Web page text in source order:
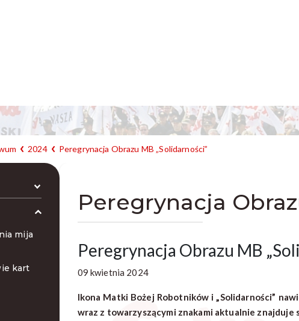
2024 Peregrynacja Obrazu MB „Solidarności”
mija
kart
Peregrynacja
Peregrynacja Obrazu MB
09 kwietnia 2024
Ikona Matki Bożej Robotników i „Solidarności”
wraz z towarzyszącymi znakami aktualnie znajduje